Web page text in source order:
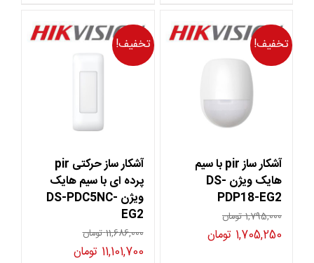
تخفیف!
آشکار ساز pir با سیم
هایک ویژن DS-
PDP18-EG2
1,795,000تومان
قیمت
1,705,250 تومانقیمت
تخفیف!
آشکار ساز حرکتی pir
پرده ای با سیم هایک
ویژن DS-PDC5NC-
EG2
11,686,000تومان
قیمت
11,101,700 تومانقیمت